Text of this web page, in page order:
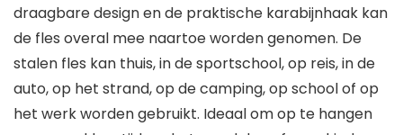
draagbare design en de praktische karabijnhaak kan
de fles overal mee naartoe worden genomen. De
stalen fles kan thuis, in de sportschool, op reis, in de
auto, op het strand, op de camping, op school of op
het werk worden gebruikt. Ideaal om op te hangen